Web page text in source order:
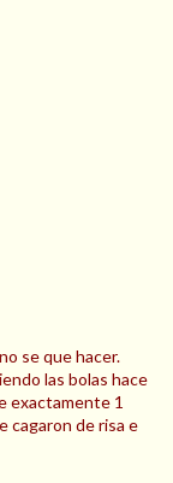
se que hacer.
las bolas hace
exactamente 1
cagaron de risa e